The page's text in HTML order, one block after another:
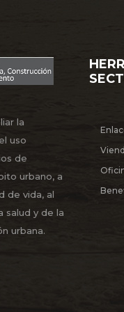
Contratación de
Consultorías
Individuales para la
la
uso
de
urbano, a
de vida, al
salud y de la
urbana.